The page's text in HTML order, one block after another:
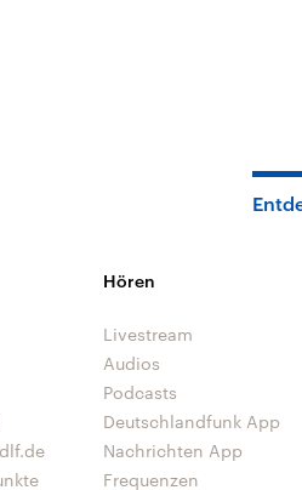
Hören
Livestream
Audios
Podcasts
Deutschlandfunk App
Nachrichten App
Frequenzen